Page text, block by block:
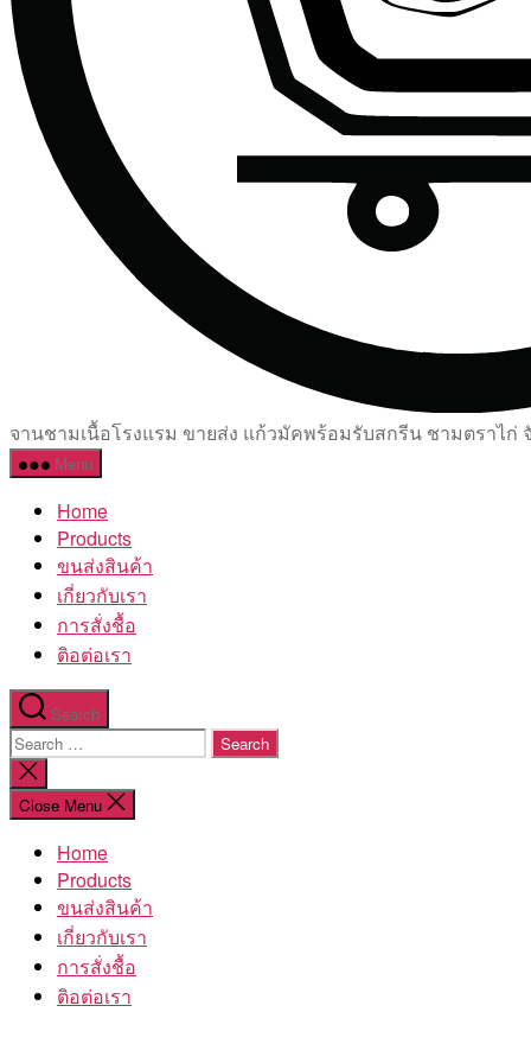
จานชามเนื้อโรงแรม ขายส่ง แก้วมัคพร้อมรับสกรีน ชามตราไก่
Menu
Home
Products
ขนส่งสินค้า
เกี่ยวกับเรา
การสั่งชื้อ
ติอต่อเรา
Search
Search
for:
Close
search
Close Menu
Home
Products
ขนส่งสินค้า
เกี่ยวกับเรา
การสั่งชื้อ
ติอต่อเรา